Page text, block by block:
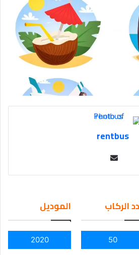
rentbus
ailالركاب
50
الموديل
2020